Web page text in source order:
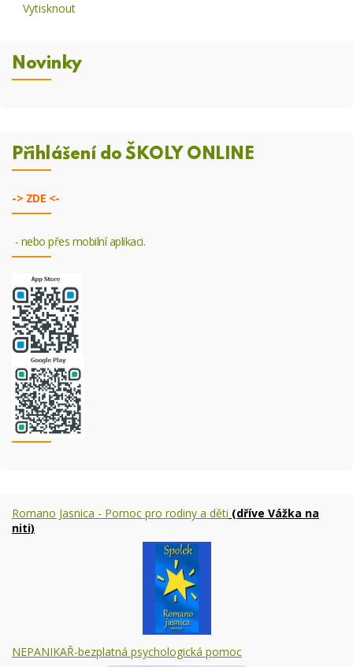
Vytisknout
Novinky
Přihlášení do ŠKOLY ONLINE
-> ZDE <-
- nebo přes mobilní aplikaci.
Romano Jasnica - Pomoc pro rodiny a děti (dříve Vážka na
niti)
NEPANIKAŘ-bezplatná psychologická pomoc